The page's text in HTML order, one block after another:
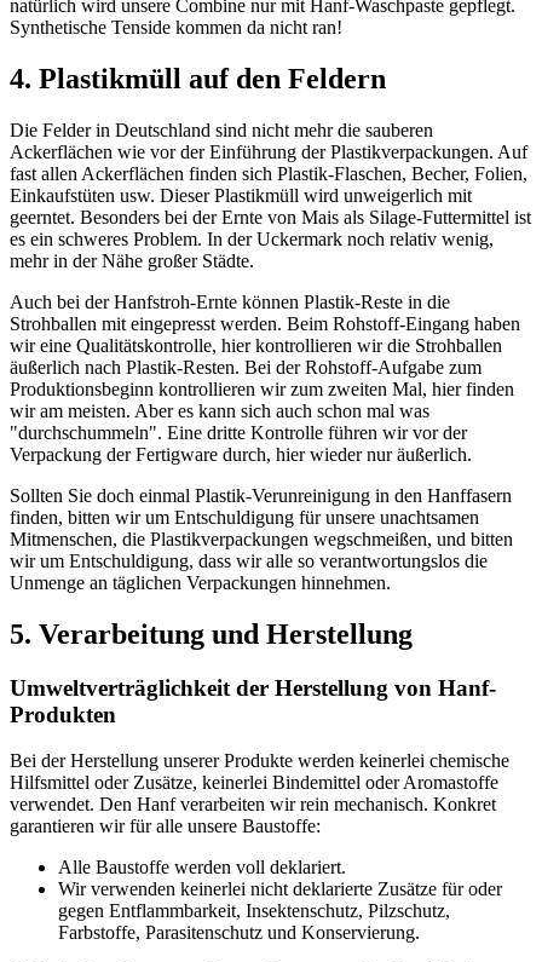
natürlich wird unsere Combine nur mit Hanf-Waschpaste gepflegt.
Synthetische Tenside kommen da nicht ran!
4. Plastikmüll auf den Feldern
Die Felder in Deutschland sind nicht mehr die sauberen
Ackerflächen wie vor der Einführung der Plastikverpackungen. Auf
fast allen Ackerflächen finden sich Plastik-Flaschen, Becher, Folien,
Einkaufstüten usw. Dieser Plastikmüll wird unweigerlich mit
geerntet. Besonders bei der Ernte von Mais als Silage-Futtermittel ist
es ein schweres Problem. In der Uckermark noch relativ wenig,
mehr in der Nähe großer Städte.
Auch bei der Hanfstroh-Ernte können Plastik-Reste in die
Strohballen mit eingepresst werden. Beim Rohstoff-Eingang haben
wir eine Qualitätskontrolle, hier kontrollieren wir die Strohballen
äußerlich nach Plastik-Resten. Bei der Rohstoff-Aufgabe zum
Produktionsbeginn kontrollieren wir zum zweiten Mal, hier finden
wir am meisten. Aber es kann sich auch schon mal was
"durchschummeln". Eine dritte Kontrolle führen wir vor der
Verpackung der Fertigware durch, hier wieder nur äußerlich.
Sollten Sie doch einmal Plastik-Verunreinigung in den Hanffasern
finden, bitten wir um Entschuldigung für unsere unachtsamen
Mitmenschen, die Plastikverpackungen wegschmeißen, und bitten
wir um Entschuldigung, dass wir alle so verantwortungslos die
Unmenge an täglichen Verpackungen hinnehmen.
5. Verarbeitung und Herstellung
Umweltverträglichkeit der Herstellung von Hanf-
Produkten
Bei der Herstellung unserer Produkte werden keinerlei chemische
Hilfsmittel oder Zusätze, keinerlei Bindemittel oder Aromastoffe
verwendet. Den Hanf verarbeiten wir rein mechanisch. Konkret
garantieren wir für alle unsere Baustoffe:
Alle Baustoffe werden voll deklariert.
Wir verwenden keinerlei nicht deklarierte Zusätze für oder
gegen Entflammbarkeit, Insektenschutz, Pilzschutz,
Farbstoffe, Parasitenschutz und Konservierung.